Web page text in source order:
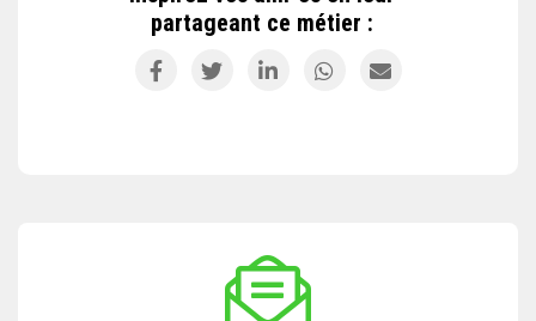
partageant ce métier :